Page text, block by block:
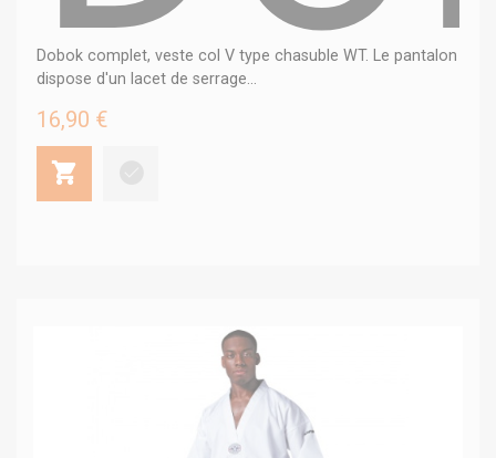
Dobok complet, veste col V type chasuble WT. Le pantalon
dispose d'un lacet de serrage...
16,90 €